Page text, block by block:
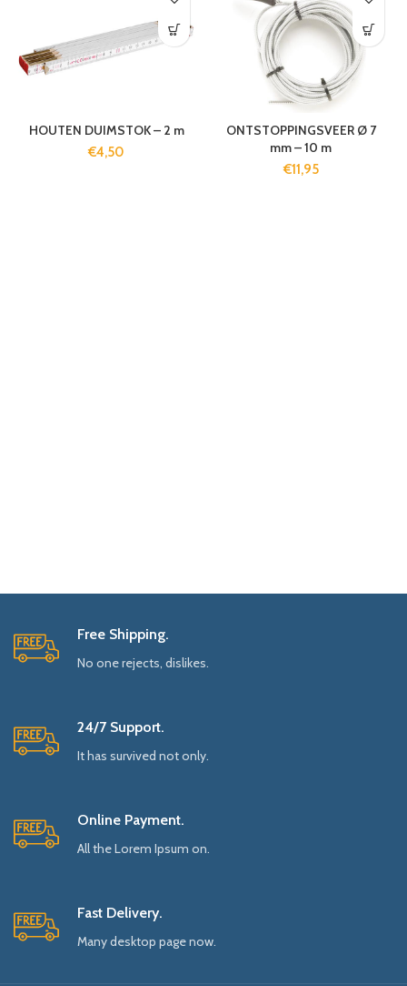
HOUTEN DUIMSTOK – 2 m
€4,50
ONTSTOPPINGSVEER Ø 7
mm – 10 m
€11,95
Free Shipping.
No one rejects, dislikes.
24/7 Support.
It has survived not only.
Online Payment.
All the Lorem Ipsum on.
Fast Delivery.
Many desktop page now.